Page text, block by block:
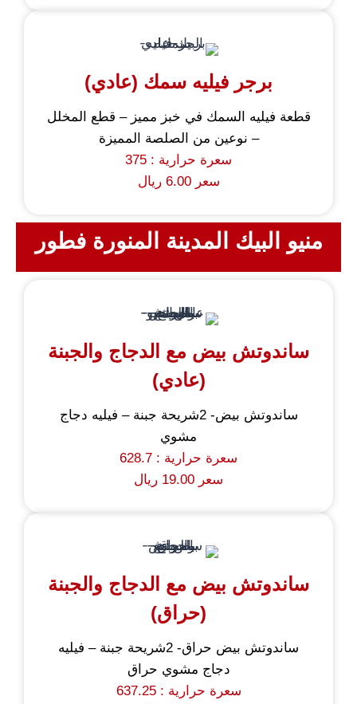
برجر فيليه سمك (عادي)
قطعة فيليه السمك في خبز مميز – قطع المخلل
– نوعين من الصلصة المميزة
سعرة حرارية : 375
سعر 6.00 ريال
منيو البيك المدينة المنورة فطور
ساندوتش بيض مع الدجاج والجبنة
(عادي)
ساندوتش بيض- 2شريحة جبنة – فيليه دجاج
مشوي
سعرة حرارية : 628.7
سعر 19.00 ريال
ساندوتش بيض مع الدجاج والجبنة
(حراق)
ساندوتش بيض حراق- 2شريحة جبنة – فيليه
دجاج مشوي حراق
سعرة حرارية : 637.25